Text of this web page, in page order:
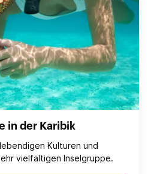
in der Karibik
Kulturen und
vielfältigen Inselgruppe.